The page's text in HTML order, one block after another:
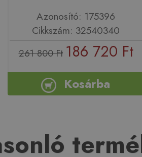
Azonosító: 175396
Cikkszám: 32540340
261 800 Ft 186 720 Ft
Kosárba